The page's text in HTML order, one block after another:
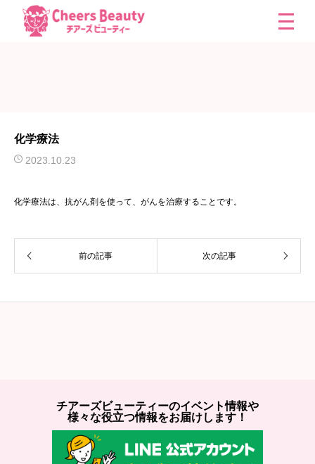
化学療法
2023.10.23
化学療法は、抗がん剤を使って、がんを治療することです。
前の記事 次の記事
チアーズビューティーのイベント情報や
様々な役立つ情報をお届けします！